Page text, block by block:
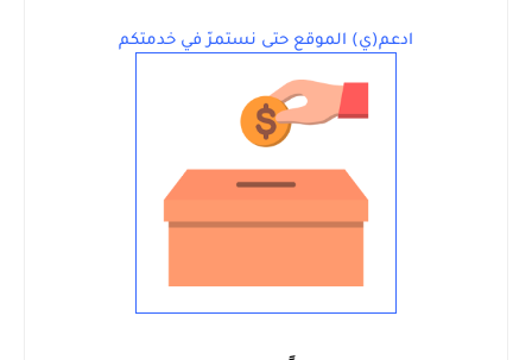
ادعم(ي) الموقع حتى نستمرّ في خدمتكم